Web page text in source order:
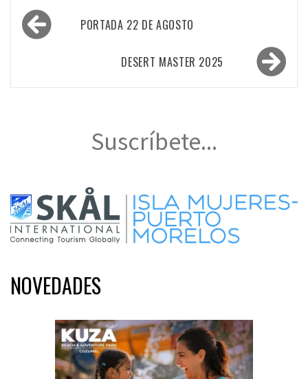
Navegación
de PORTADA 22 DE AGOSTO
DESERT MASTER 2025
Suscríbete...
NOVEDADES